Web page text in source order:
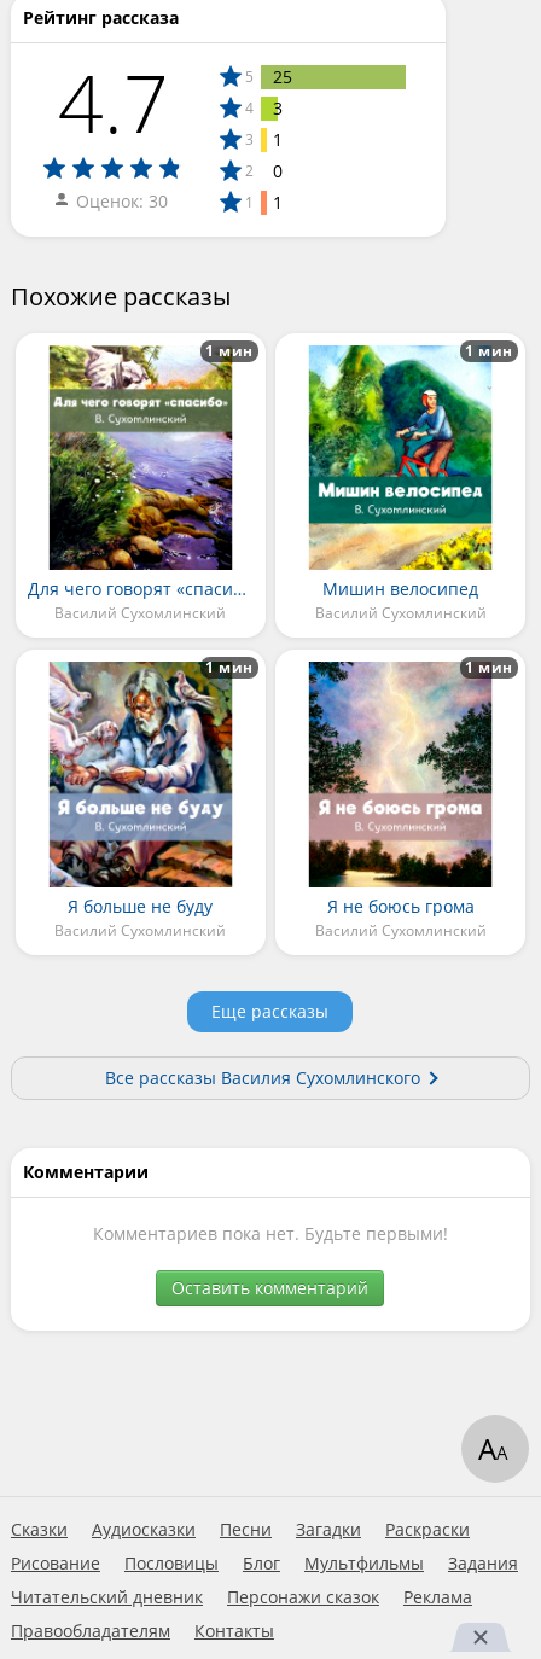
Рейтинг рассказа
4.7
Оценок: 30
5 25
4 3
3 1
2 0
1 1
Похожие рассказы
Для чего говорят «спасибо»
Василий Сухомлинский
1 мин
Мишин велосипед
Василий Сухомлинский
1 мин
Я больше не буду
Василий Сухомлинский
1 мин
Я не боюсь грома
Василий Сухомлинский
1 мин
Еще рассказы
Все рассказы Василия Сухомлинского
Комментарии
Комментариев пока нет. Будьте первыми!
Оставить комментарий
Сказки Аудиосказки Песни Загадки
Раскраски
Рисование
Пословицы Блог Мультфильмы
Задания
Читательский дневник
Персонажи сказок
Реклама
Правообладателям
Контакты
АА